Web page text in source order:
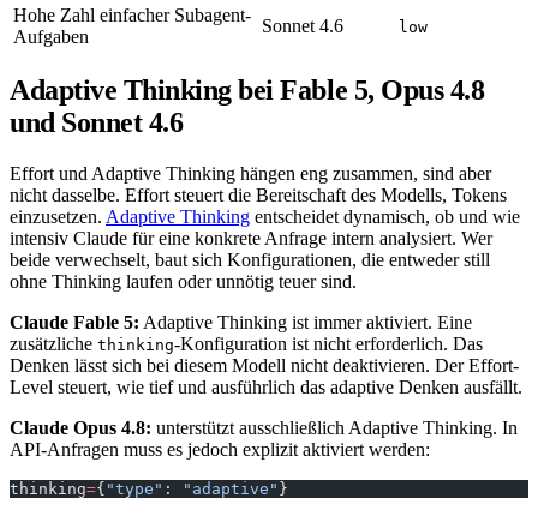
Hohe Zahl einfacher Subagent-
Aufgaben
Sonnet 4.6 low
Adaptive Thinking bei Fable 5, Opus 4.8
und Sonnet 4.6
Effort und Adaptive Thinking hängen eng zusammen, sind aber
nicht dasselbe. Effort steuert die Bereitschaft des Modells, Tokens
einzusetzen. Adaptive Thinking entscheidet dynamisch, ob und wie
intensiv Claude für eine konkrete Anfrage intern analysiert. Wer
beide verwechselt, baut sich Konfigurationen, die entweder still
ohne Thinking laufen oder unnötig teuer sind.
Claude Fable 5: Adaptive Thinking ist immer aktiviert. Eine
zusätzliche thinking-Konfiguration ist nicht erforderlich. Das
Denken lässt sich bei diesem Modell nicht deaktivieren. Der Effort-
Level steuert, wie tief und ausführlich das adaptive Denken ausfällt.
Claude Opus 4.8: unterstützt ausschließlich Adaptive Thinking. In
API-Anfragen muss es jedoch explizit aktiviert werden:
thinking={ "type" : "adaptive" }